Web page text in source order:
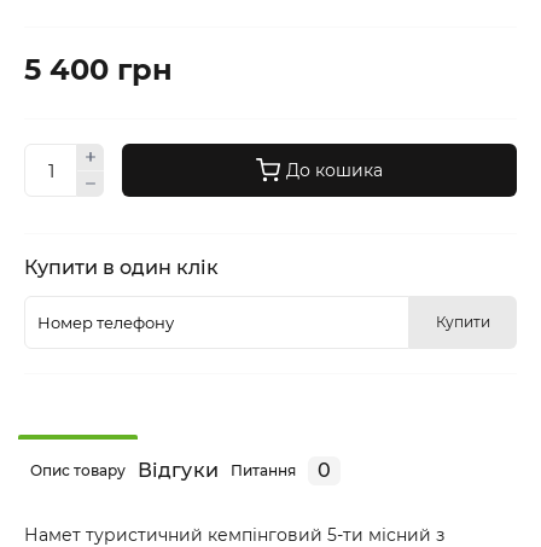
5 400 грн
До кошика
Купити в один клік
Купити
Опис товару Відгуки Питання 0
Намет туристичний кемпінговий 5-ти місний з